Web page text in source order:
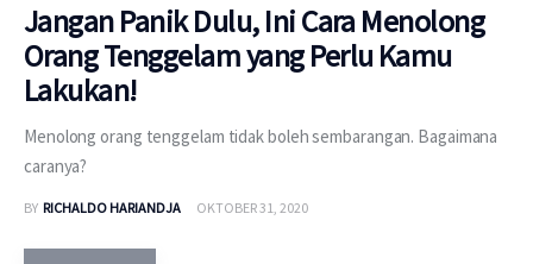
Untuk Bisnis
Untuk Anda
Berita
Jangan Panik Dulu, Ini Cara Menolong
Orang Tenggelam yang Perlu Kamu
Lakukan!
Menolong orang tenggelam tidak boleh sembarangan. Bagaimana
caranya?
BY RICHALDO HARIANDJA OKTOBER 31, 2020